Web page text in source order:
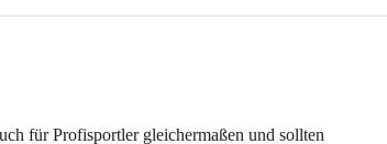
für Profisportler gleichermaßen und sollten